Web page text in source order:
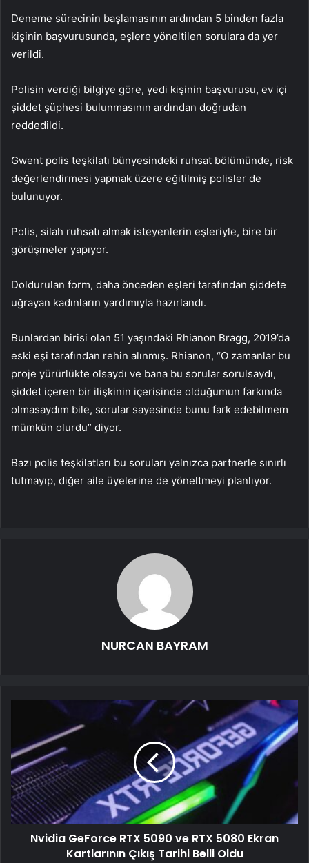
Deneme sürecinin başlamasının ardından 5 binden fazla
kişinin başvurusunda, eşlere yöneltilen sorulara da yer
verildi.
Polisin verdiği bilgiye göre, yedi kişinin başvurusu, ev içi
şiddet şüphesi bulunmasının ardından doğrudan
reddedildi.
Gwent polis teşkilatı bünyesindeki ruhsat bölümünde, risk
değerlendirmesi yapmak üzere eğitilmiş polisler de
bulunuyor.
Polis, silah ruhsatı almak isteyenlerin eşleriyle, bire bir
görüşmeler yapıyor.
Doldurulan form, daha önceden eşleri tarafından şiddete
uğrayan kadınların yardımıyla hazırlandı.
Bunlardan birisi olan 51 yaşındaki Rhianon Bragg, 2019’da
eski eşi tarafından rehin alınmış. Rhianon, “O zamanlar bu
proje yürürlükte olsaydı ve bana bu sorular sorulsaydı,
şiddet içeren bir ilişkinin içerisinde olduğumun farkında
olmasaydım bile, sorular sayesinde bunu fark edebilmem
mümkün olurdu” diyor.
Bazı polis teşkilatları bu soruları yalnızca partnerle sınırlı
tutmayıp, diğer aile üyelerine de yöneltmeyi planlıyor.
NURCAN BAYRAM
Nvidia GeForce RTX 5090 ve RTX 5080 Ekran
Kartlarının Çıkış Tarihi Belli Oldu